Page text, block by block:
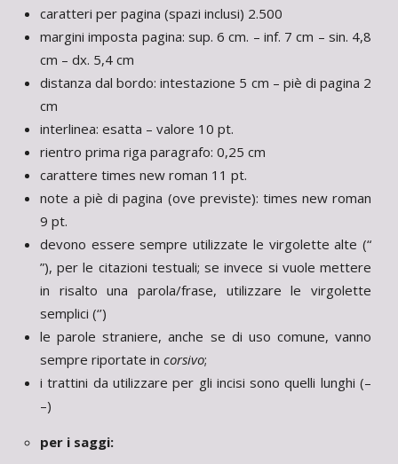
caratteri per pagina (spazi inclusi) 2.500
margini imposta pagina: sup. 6 cm. – inf. 7 cm – sin. 4,8
cm – dx. 5,4 cm
distanza dal bordo: intestazione 5 cm – piè di pagina 2
cm
interlinea: esatta – valore 10 pt.
rientro prima riga paragrafo: 0,25 cm
carattere times new roman 11 pt.
note a piè di pagina (ove previste): times new roman
9 pt.
devono essere sempre utilizzate le virgolette alte (“
”), per le citazioni testuali; se invece si vuole mettere
in risalto una parola/frase, utilizzare le virgolette
semplici (‘’)
le parole straniere, anche se di uso comune, vanno
sempre riportate in corsivo;
i trattini da utilizzare per gli incisi sono quelli lunghi (–
–)
per i saggi: